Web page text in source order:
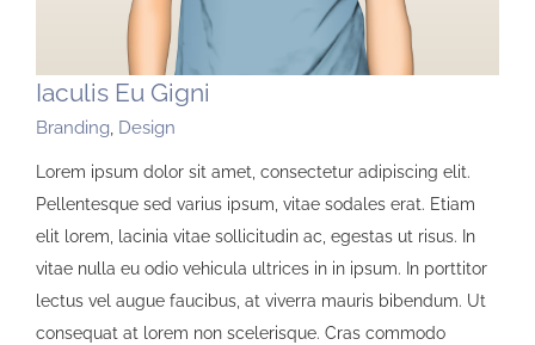
Iaculis Eu Gigni
Branding, Design
Lorem ipsum dolor sit amet, consectetur adipiscing elit.
Pellentesque sed varius ipsum, vitae sodales erat. Etiam
elit lorem, lacinia vitae sollicitudin ac, egestas ut risus. In
vitae nulla eu odio vehicula ultrices in in ipsum. In porttitor
lectus vel augue faucibus, at viverra mauris bibendum. Ut
consequat at lorem non scelerisque. Cras commodo